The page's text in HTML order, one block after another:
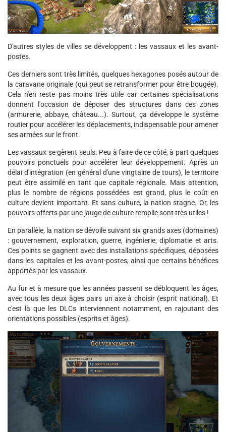
D'autres styles de villes se développent : les vassaux et les avant-
postes.
Ces derniers sont très limités, quelques hexagones posés autour de
la caravane originale (qui peut se retransformer pour être bougée).
Cela n'en reste pas moins très utile car certaines spécialisations
donnent l'occasion de déposer des structures dans ces zones
(armurerie, abbaye, château...). Surtout, ça développe le système
routier pour accélérer les déplacements, indispensable pour amener
ses armées sur le front.
Les vassaux se gèrent seuls. Peu à faire de ce côté, à part quelques
pouvoirs ponctuels pour accélérer leur développement. Après un
délai d'intégration (en général d'une vingtaine de tours), le territoire
peut être assimilé en tant que capitale régionale. Mais attention,
plus le nombre de régions possédées est grand, plus le coût en
culture devient important. Et sans culture, la nation stagne. Or, les
pouvoirs offerts par une jauge de culture remplie sont très utiles !
En parallèle, la nation se dévoile suivant six grands axes (domaines)
: gouvernement, exploration, guerre, ingénierie, diplomatie et arts.
Ces points se gagnent avec des installations spécifiques, déposées
dans les capitales et les avant-postes, ainsi que certains bénéfices
apportés par les vassaux.
Au fur et à mesure que les années passent se débloquent les âges,
avec tous les deux âges pairs un axe à choisir (esprit national). Et
c'est là que les DLCs interviennent notamment, en rajoutant des
orientations possibles (esprits et âges).